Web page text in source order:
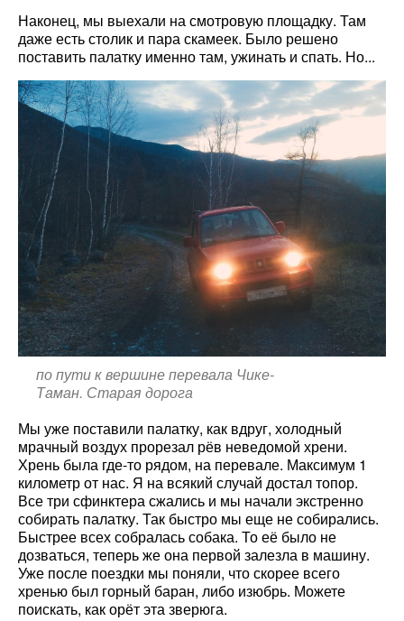
Наконец, мы выехали на смотровую площадку. Там
даже есть столик и пара скамеек. Было решено
поставить палатку именно там, ужинать и спать. Но...
по пути к вершине перевала Чике-
Таман. Старая дорога
Мы уже поставили палатку, как вдруг, холодный
мрачный воздух прорезал рёв неведомой хрени.
Хрень была где-то рядом, на перевале. Максимум 1
километр от нас. Я на всякий случай достал топор.
Все три сфинктера сжались и мы начали экстренно
собирать палатку. Так быстро мы еще не собирались.
Быстрее всех собралась собака. То её было не
дозваться, теперь же она первой залезла в машину.
Уже после поездки мы поняли, что скорее всего
хренью был горный баран, либо изюбрь. Можете
поискать, как орёт эта зверюга.